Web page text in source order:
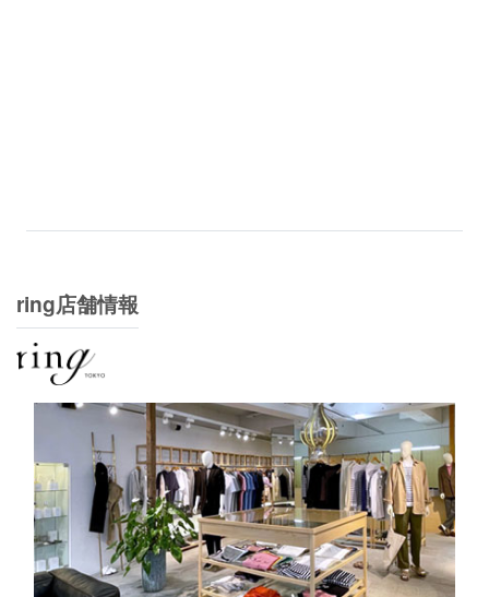
ring店舗情報